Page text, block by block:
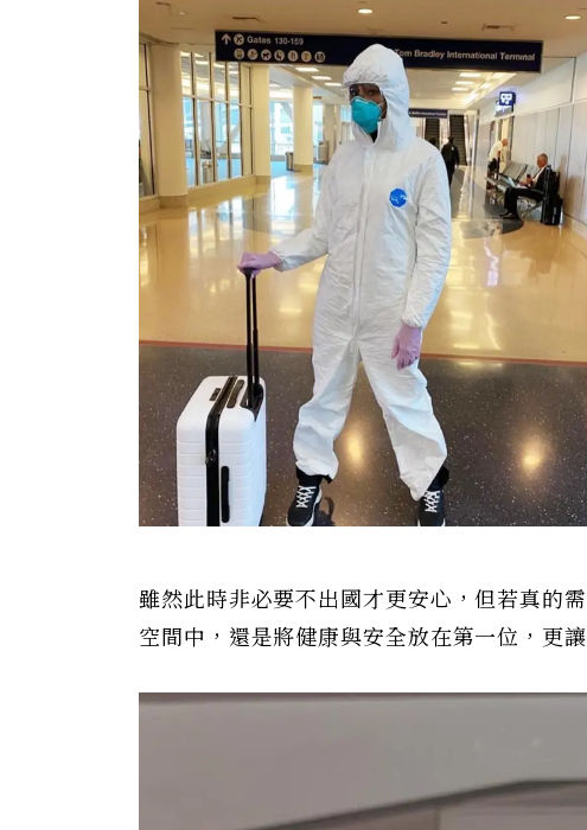
雖然此時非必要不出國才更安心，但若真的
空間中，還是將健康與安全放在第一位，更